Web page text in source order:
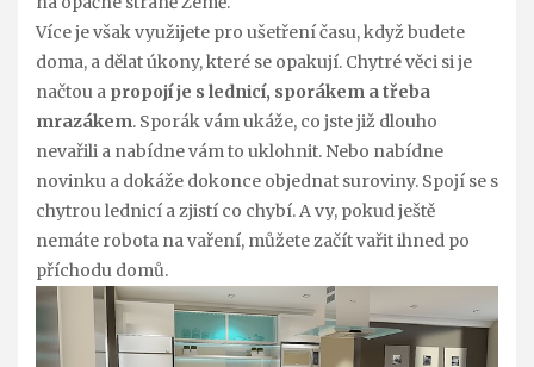
Více je však využijete pro ušetření času, když budete
doma, a dělat úkony, které se opakují. Chytré věci si je
načtou a propojí je s lednicí, sporákem a třeba
mrazákem. Sporák vám ukáže, co jste již dlouho
nevařili a nabídne vám to uklohnit. Nebo nabídne
novinku a dokáže dokonce objednat suroviny. Spojí se s
chytrou lednicí a zjistí co chybí. A vy, pokud ještě
nemáte robota na vaření, můžete začít vařit ihned po
příchodu domů.